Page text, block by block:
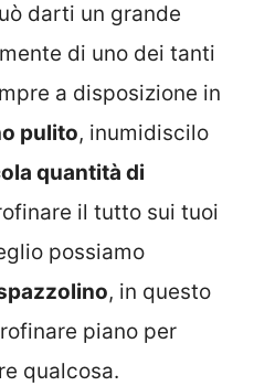
darti un grande
di uno dei tanti
a disposizione in
pulito, inumidiscilo
quantità di
il tutto sui tuoi
possiamo
, in questo
piano per
qualcosa.